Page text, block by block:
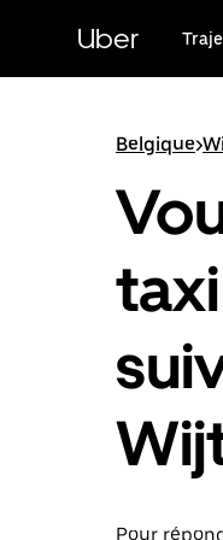
principal
Uber
Belgique>
Pour